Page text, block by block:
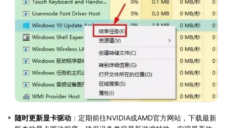
随时更新显卡驱动 ：定期前往NVIDIA或AMD官方网站，下载最新